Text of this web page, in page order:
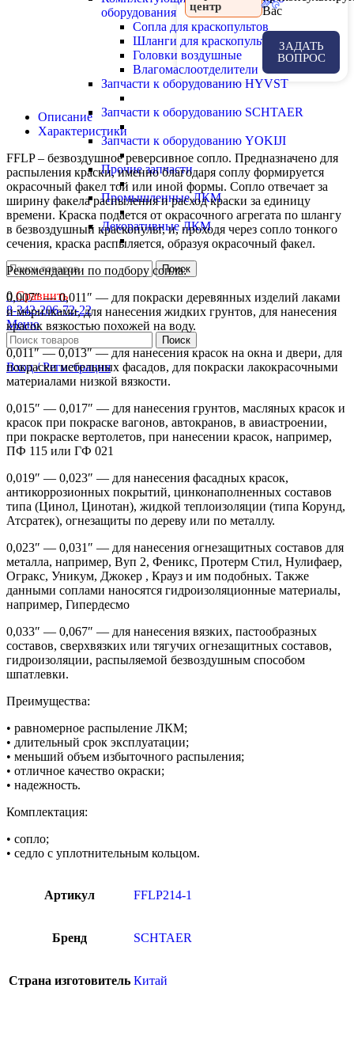
оборудования
Сопла для краскопультов
Шланги для краскопультов
Головки воздушные
Влагомаслоотделители
Запчасти к оборудованию HYVST
Запчасти к оборудованию SCHTAER
Запчасти к оборудованию YOKIJI
Прочие запчасти
Промышленные ЛКМ
Декоративные ЛКМ
Поиск
0 Сравнить
8-342-206-72-22
Меню
Поиск
Вход / Регистрация
центр
Вас
ЗАДАТЬ
ВОПРОС
Описание
Характеристики
FFLP – безвоздушное реверсивное сопло. Предназначено для
распыления краски, именно благодаря соплу формируется
окрасочный факел той или иной формы. Сопло отвечает за
ширину факела распыления и расход краски за единицу
времени. Краска подается от окрасочного агрегата по шлангу
в безвоздушный краскопульт, и, проходя через сопло тонкого
сечения, краска распыляется, образуя окрасочный факел.
Рекомендации по подбору сопла:
0,007″ — 0,011″ — для покраски деревянных изделий лаками
и морилками, для нанесения жидких грунтов, для нанесения
красок вязкостью похожей на воду.
0,011″ — 0,013″ — для нанесения красок на окна и двери, для
покраски мебельных фасадов, для покраски лакокрасочными
материалами низкой вязкости.
0,015″ — 0,017″ — для нанесения грунтов, масляных красок и
красок при покраске вагонов, автокранов, в авиастроении,
при покраске вертолетов, при нанесении красок, например,
ПФ 115 или ГФ 021
0,019″ — 0,023″ — для нанесения фасадных красок,
антикоррозионных покрытий, цинконаполненных составов
типа (Цинол, Цинотан), жидкой теплоизоляции (типа Корунд,
Атсратек), огнезащиты по дереву или по металлу.
0,023″ — 0,031″ — для нанесения огнезащитных составов для
металла, например, Вуп 2, Феникс, Протерм Стил, Нулифаер,
Огракс, Уникум, Джокер , Крауз и им подобных. Также
данными соплами наносятся гидроизоляционные материалы,
например, Гипердесмо
0,033″ — 0,067″ — для нанесения вязких, пастообразных
составов, сверхвязких или тягучих огнезащитных составов,
гидроизоляции, распыляемой безвоздушным способом
шпатлевки.
Преимущества:
• равномерное распыление ЛКМ;
• длительный срок эксплуатации;
• меньший объем избыточного распыления;
• отличное качество окраски;
• надежность.
Комплектация:
• сопло;
• седло с уплотнительным кольцом.
Артикул FFLP214-1
Бренд SCHTAER
Страна изготовитель Китай